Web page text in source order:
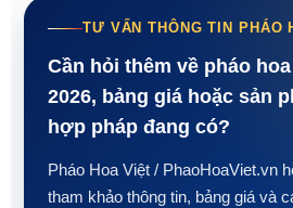
TƯ VẤN THÔNG TIN PHÁO
Cần hỏi thêm về pháo
2026, bảng giá hoặc sản
hợp pháp đang có?
Pháo Hoa Việt / PhaoHoaViet.vn
tham khảo thông tin, bảng giá và